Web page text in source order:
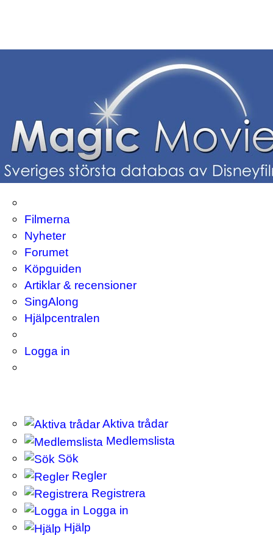
Filmerna
Nyheter
Forumet
Köpguiden
Artiklar & recensioner
SingAlong
Hjälpcentralen
Logga in
Aktiva trådar
Medlemslista
Sök
Regler
Registrera
Logga in
Hjälp